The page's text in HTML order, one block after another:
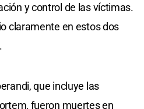
y control de las víctimas.
claramente en estos dos
que incluye las
fueron muertes en